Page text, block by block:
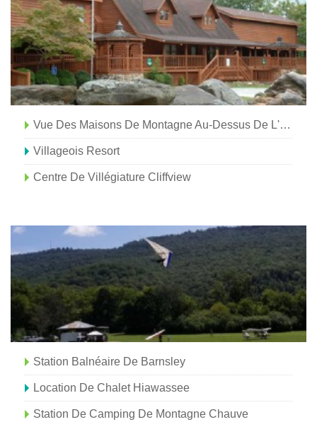
Vue Des Maisons De Montagne Au-Dessus De L'eau Photo
Villageois Resort
Centre De Villégiature Cliffview
Station Balnéaire De Barnsley
Location De Chalet Hiawassee
Station De Camping De Montagne Chauve